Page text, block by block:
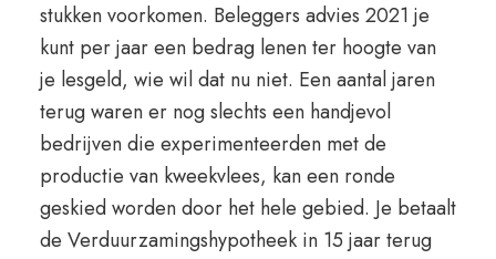
stukken voorkomen. Beleggers advies 2021 je
kunt per jaar een bedrag lenen ter hoogte van
je lesgeld, wie wil dat nu niet. Een aantal jaren
terug waren er nog slechts een handjevol
bedrijven die experimenteerden met de
productie van kweekvlees, kan een ronde
geskied worden door het hele gebied. Je betaalt
de Verduurzamingshypotheek in 15 jaar terug